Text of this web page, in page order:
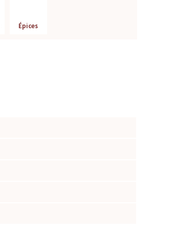
Épices